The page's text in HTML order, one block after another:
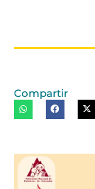
Compartir